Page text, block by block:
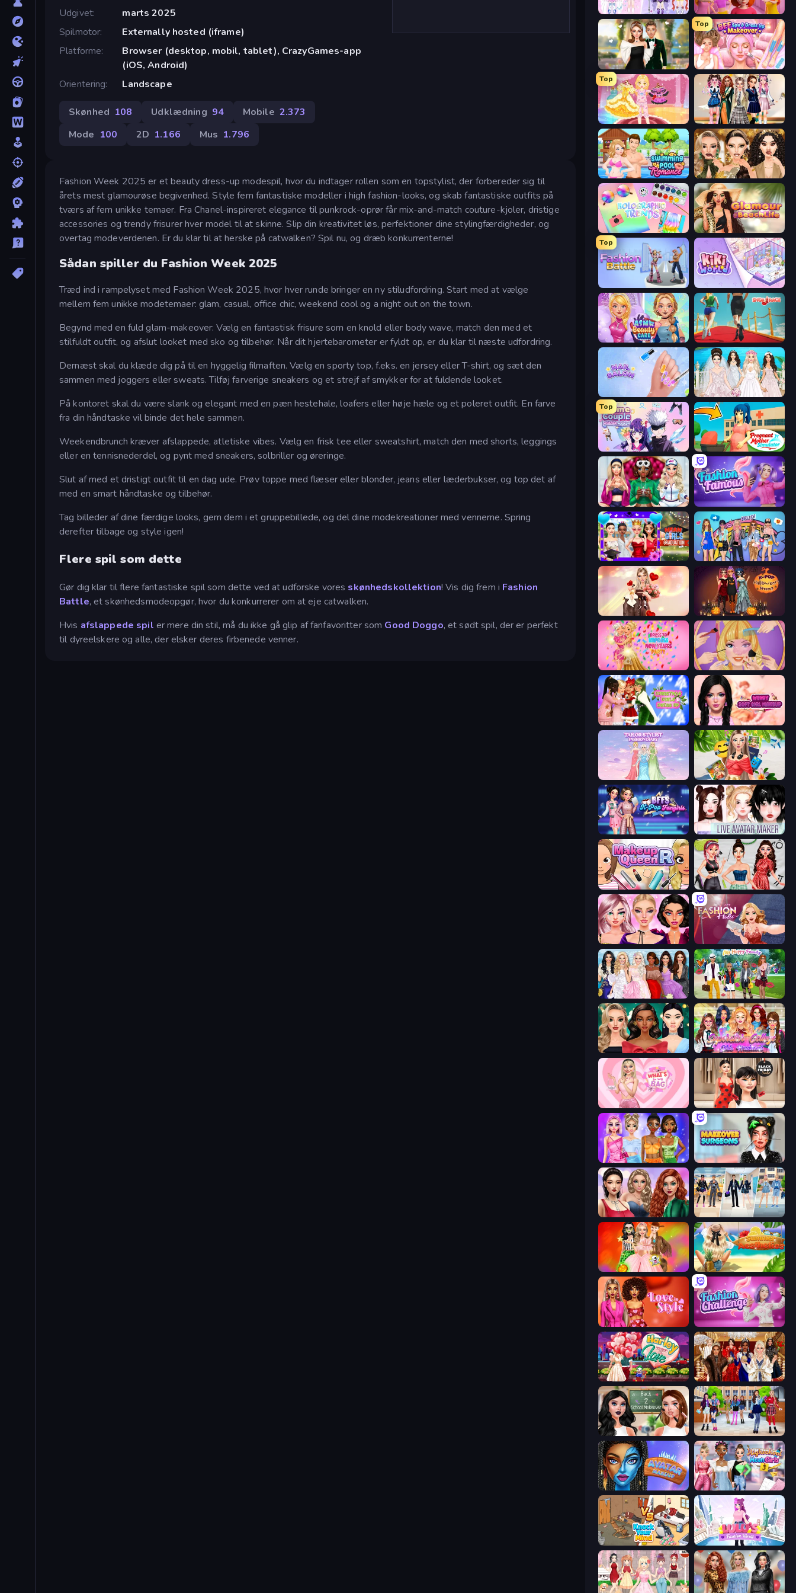
Udgivet
marts 2025
Spilmotor
Externally hosted (iframe)
Platforme
Browser (desktop, mobil, tablet), CrazyGames-app
(iOS, Android)
Orientering
Landscape
Skønhed 108 Udklædning 94 Mobile 2.373
Mode 100 2D 1.166 Mus 1.796
Fashion Week 2025 er et beauty dress-up modespil, hvor du indtager rollen som en topstylist, der forbereder sig til
årets mest glamourøse begivenhed. Style fem fantastiske modeller i high fashion-looks, og skab fantastiske outfits på
tværs af fem unikke temaer. Fra Chanel-inspireret elegance til punkrock-oprør får mix-and-match couture-kjoler, dristige
accessories og trendy frisurer hver model til at skinne. Slip din kreativitet løs, perfektioner dine stylingfærdigheder, og
overtag modeverdenen. Er du klar til at herske på catwalken? Spil nu, og dræb konkurrenterne!
Sådan spiller du Fashion Week 2025
Træd ind i rampelyset med Fashion Week 2025, hvor hver runde bringer en ny stiludfordring. Start med at vælge
mellem fem unikke modetemaer: glam, casual, office chic, weekend cool og a night out on the town.
Begynd med en fuld glam-makeover: Vælg en fantastisk frisure som en knold eller body wave, match den med et
stilfuldt outfit, og afslut looket med sko og tilbehør. Når dit hjertebarometer er fyldt op, er du klar til næste udfordring.
Dernæst skal du klæde dig på til en hyggelig filmaften. Vælg en sporty top, f.eks. en jersey eller T-shirt, og sæt den
sammen med joggers eller sweats. Tilføj farverige sneakers og et strejf af smykker for at fuldende looket.
På kontoret skal du være slank og elegant med en pæn hestehale, loafers eller høje hæle og et poleret outfit. En farve
fra din håndtaske vil binde det hele sammen.
Weekendbrunch kræver afslappede, atletiske vibes. Vælg en frisk tee eller sweatshirt, match den med shorts, leggings
eller en tennisnederdel, og pynt med sneakers, solbriller og øreringe.
Slut af med et dristigt outfit til en dag ude. Prøv toppe med flæser eller blonder, jeans eller læderbukser, og top det af
med en smart håndtaske og tilbehør.
Tag billeder af dine færdige looks, gem dem i et gruppebillede, og del dine modekreationer med vennerne. Spring
derefter tilbage og style igen!
Flere spil som dette
Gør dig klar til flere fantastiske spil som dette ved at udforske vores skønhedskollektion! Vis dig frem i Fashion
Battle, et skønhedsmodeopgør, hvor du konkurrerer om at eje catwalken.
Hvis afslappede spil er mere din stil, må du ikke gå glip af fanfavoritter som Good Doggo, et sødt spil, der er perfekt
til dyreelskere og alle, der elsker deres firbenede venner.
Idol Livestream: Fashion Game
Valentine's Day Proposal
Top
BFF Makeover - Spa & Dress Up
Top
Royal Glow Princess Makeover Back To School: Uniforms Edition
Swimming Pool Romance Autumn Glam Gala
Holographic Trends Glamour Beach Life
Top
Fashion Battle KiKi World
ASMR Beauty Care Shoe Race
Nail Salon Model Wedding
Top
Anime Couple: Avatar Maker Pregnant Mother Simulator
BFFs Luxury Loungewear Fashion Famous
Mean Girls Graduation Day
GRWM Date Night
Dress To Impress: New Year's Party Extreme Makeover
Christmas Girls Dress Up Wendy Soft Girl Makeup
Tailor Stylist: Fashion Diary Travel with Me: ASMR Edition
BFFs K-Pop Fangirls Live Avatar Maker: Girls
Make Up Queen R Brat Girl Summer
New Year Makeup Trends Fashion Holic
Model Dress Up Girl Superstar Family Dress Up
New Year's Eve Makeup Superstar College Girls Makeover
What's In My Bag Shopaholic Black Friday
Monochrome Looks Makeover Surgeons
Colored Denim Trends College Girl & Boy Makeover
Iconic Halloween Costumes Summer Aesthetics
Love In Style Fashion Challenge: Catwalk Run
Harley Learns To Love Royal Dress Up - Fashion Queen
High School BFFs: Girls Team
Avatar Make Up Highschool Mean Girls 3
Knock Your Mind Lulu's Fashion World